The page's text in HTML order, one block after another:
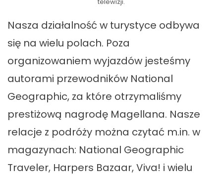
Nasza działalność w turystyce odbywa
się na wielu polach. Poza
organizowaniem wyjazdów jesteśmy
autorami przewodników National
Geographic, za które otrzymaliśmy
prestiżową nagrodę Magellana. Nasze
relacje z podróży można czytać m.in. w
magazynach: National Geographic
Traveler, Harpers Bazaar, Viva! i wielu